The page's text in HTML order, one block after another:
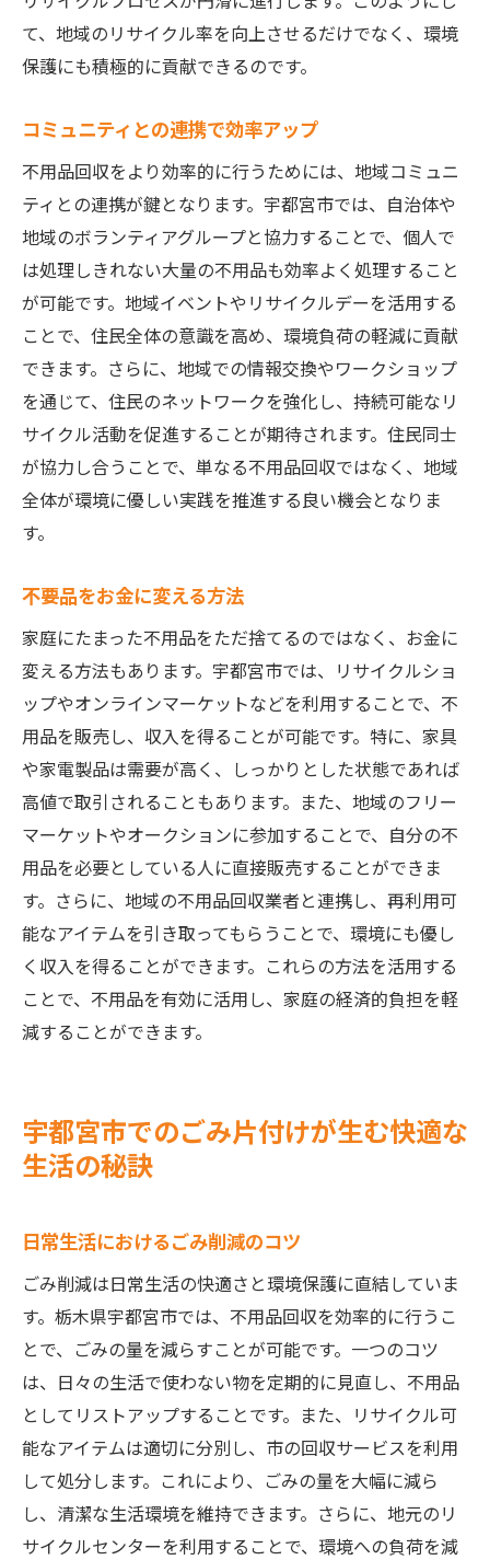
て、地域のリサイクル率を向上させるだけでなく、環境
保護にも積極的に貢献できるのです。
コミュニティとの連携で効率アップ
不用品回収をより効率的に行うためには、地域コミュニ
ティとの連携が鍵となります。宇都宮市では、自治体や
地域のボランティアグループと協力することで、個人で
は処理しきれない大量の不用品も効率よく処理すること
が可能です。地域イベントやリサイクルデーを活用する
ことで、住民全体の意識を高め、環境負荷の軽減に貢献
できます。さらに、地域での情報交換やワークショップ
を通じて、住民のネットワークを強化し、持続可能なリ
サイクル活動を促進することが期待されます。住民同士
が協力し合うことで、単なる不用品回収ではなく、地域
全体が環境に優しい実践を推進する良い機会となりま
す。
不要品をお金に変える方法
家庭にたまった不用品をただ捨てるのではなく、お金に
変える方法もあります。宇都宮市では、リサイクルショ
ップやオンラインマーケットなどを利用することで、不
用品を販売し、収入を得ることが可能です。特に、家具
や家電製品は需要が高く、しっかりとした状態であれば
高値で取引されることもあります。また、地域のフリー
マーケットやオークションに参加することで、自分の不
用品を必要としている人に直接販売することができま
す。さらに、地域の不用品回収業者と連携し、再利用可
能なアイテムを引き取ってもらうことで、環境にも優し
く収入を得ることができます。これらの方法を活用する
ことで、不用品を有効に活用し、家庭の経済的負担を軽
減することができます。
宇都宮市でのごみ片付けが生む快適な
生活の秘訣
日常生活におけるごみ削減のコツ
ごみ削減は日常生活の快適さと環境保護に直結していま
す。栃木県宇都宮市では、不用品回収を効率的に行うこ
とで、ごみの量を減らすことが可能です。一つのコツ
は、日々の生活で使わない物を定期的に見直し、不用品
としてリストアップすることです。また、リサイクル可
能なアイテムは適切に分別し、市の回収サービスを利用
して処分します。これにより、ごみの量を大幅に減ら
し、清潔な生活環境を維持できます。さらに、地元のリ
サイクルセンターを利用することで、環境への負荷を減